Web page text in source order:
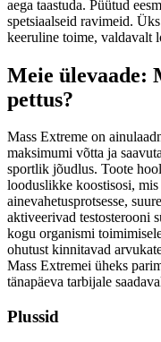
aega taastuda. Püütud
spetsiaalseid ravimeid.
keeruline toime, valdavalt
Meie ülevaade:
pettus?
Mass Extreme on
maksimumi võtta ja
sportlik jõudlus. Toote
looduslikke koostisosi,
ainevahetusprotsesse,
aktiveerivad testosterooni
kogu organismi
ohutust kinnitavad
Mass Extremei üheks
tänapäeva tarbijale
Plussid